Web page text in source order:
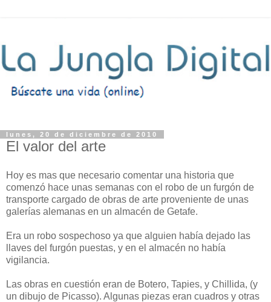
lunes, 20 de diciembre de 2010
El valor del arte
Hoy es mas que necesario comentar una historia que
comenzó hace unas semanas con el robo de un furgón de
transporte cargado de obras de arte proveniente de unas
galerías alemanas en un almacén de Getafe.
Era un robo sospechoso ya que alguien había dejado las
llaves del furgón puestas, y en el almacén no había
vigilancia.
Las obras en cuestión eran de Botero, Tapies, y Chillida, (y
un dibujo de Picasso). Algunas piezas eran cuadros y otras